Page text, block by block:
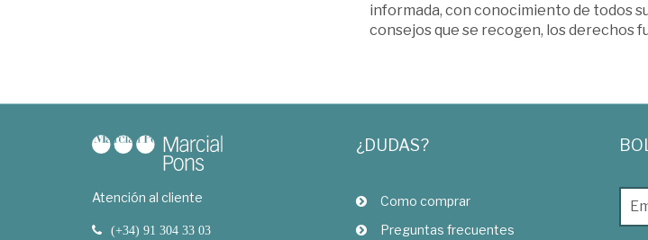
informada, con conocimiento de todos
consejos que se recogen, los derechos
Atención al cliente
(+34) 91 304 33 03
¿DUDAS?
Como comprar
Preguntas frecuentes